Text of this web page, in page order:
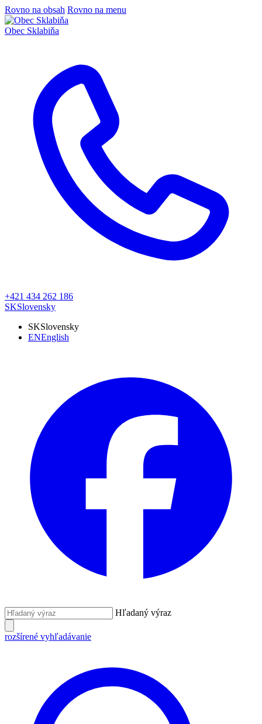
Rovno na obsah Rovno na menu
Obec Sklabiňa
+421 434 262 186
SKSlovensky
SKSlovensky
ENEnglish
Hľadaný výraz
rozšírené vyhľadávanie